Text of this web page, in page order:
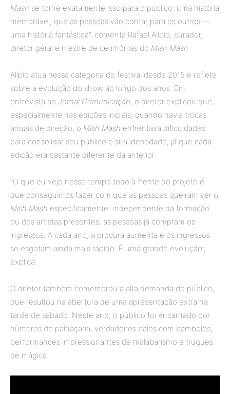
Mash se torne exatamente isso para o público: uma história
memorável, que as pessoas vão contar para os outros —
uma história fantástica”, comenta Rafael Alípio, curador,
diretor geral e mestre de cerimônias do Mish Mash
Alípio atua nessa categoria do festival desde 2015 e reflete
sobre a evolução do show ao longo dos anos. Em
entrevista ao Jornal Comunicação, o diretor explicou que,
especialmente nas edições iniciais, quando havia trocas
anuais de direção, o Mish Mash enfrentava dificuldades
para consolidar seu público e sua identidade, já que cada
edição era bastante diferente da anterior.
“O que eu vejo nesse tempo todo à frente do projeto é
que conseguimos fazer com que as pessoas queiram ver o
Mish Mash especificamente. Independente da formação
ou dos artistas presentes, as pessoas já compram os
ingressos. A cada ano, a procura aumenta e os ingressos
se esgotam ainda mais rápido. É uma grande evolução”,
explica.
O diretor também comemorou a alta demanda do público,
que resultou na abertura de uma apresentação extra na
tarde de sábado. Neste ano, o público foi encantado por
números de palhaçaria, verdadeiros balés com bambolês,
performances impressionantes de malabarismo e truques
de mágica.